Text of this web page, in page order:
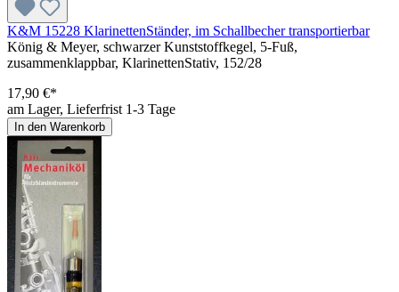
K&M 15228 KlarinettenStänder, im Schallbecher transportierbar
König & Meyer, schwarzer Kunststoffkegel, 5-Fuß,
zusammenklappbar, KlarinettenStativ, 152/28
17,90 €*
am Lager, Lieferfrist 1-3 Tage
In den Warenkorb